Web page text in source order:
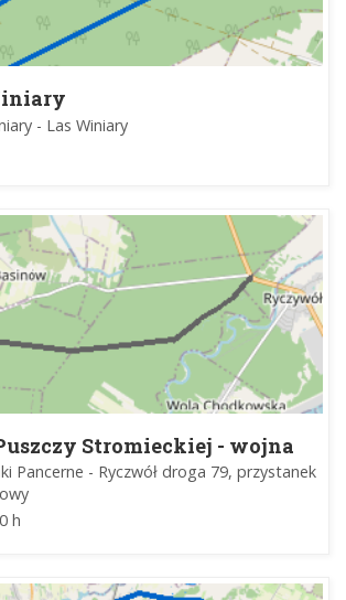
- Las Winiary
Stromieckiej - wojna
Pancerne - Ryczwół droga 79, przystanek
h